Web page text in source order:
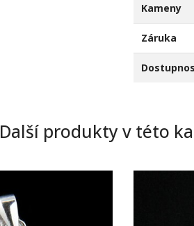
Kameny
Záruka
Další produkty v této